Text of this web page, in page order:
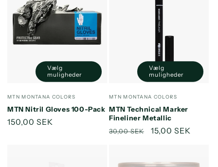
Forhandler:
MTN MONTANA COLORS
MTN Nitril Gloves 100-Pack
Normalpris
150,00 SEK
Vælg
muligheder
Forhandler:
MTN MONTANA COLORS
MTN Technical Marker
Fineliner Metallic
Normalpris
30,00 SEK Udsalgspris
15,00 SEK
Vælg
muligheder